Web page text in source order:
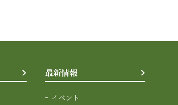
最新情報
イベント